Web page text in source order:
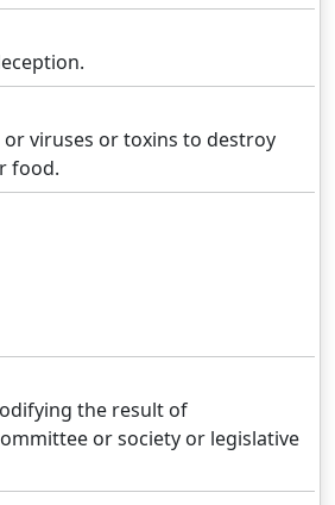
viruses or toxins to destroy
food.
the result of
or society or legislative